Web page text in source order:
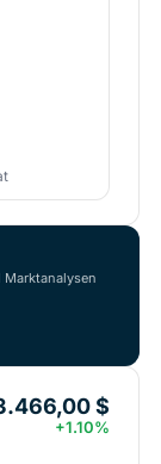
$
+1.10%